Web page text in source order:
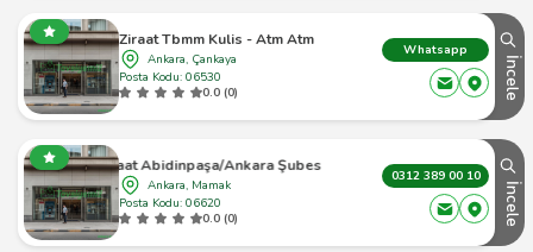
Ziraat Tbmm Kulis - Atm Atm
Ankara, Çankaya
Posta Kodu: 06530
0.0 (0)
Whatsapp
İncele
Ziraat Abidinpaşa/Ankara Şubesi Atm
Ankara, Mamak
Posta Kodu: 06620
0.0 (0)
0312 389 00 10
İncele